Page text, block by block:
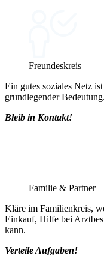
Freundeskreis
Ein gutes soziales Netz
grundlegender Bedeutung.
Bleib in Kontakt!
Familie & Partner
Kläre im Familienkreis,
Einkauf, Hilfe bei
kann.
Verteile Aufgaben!